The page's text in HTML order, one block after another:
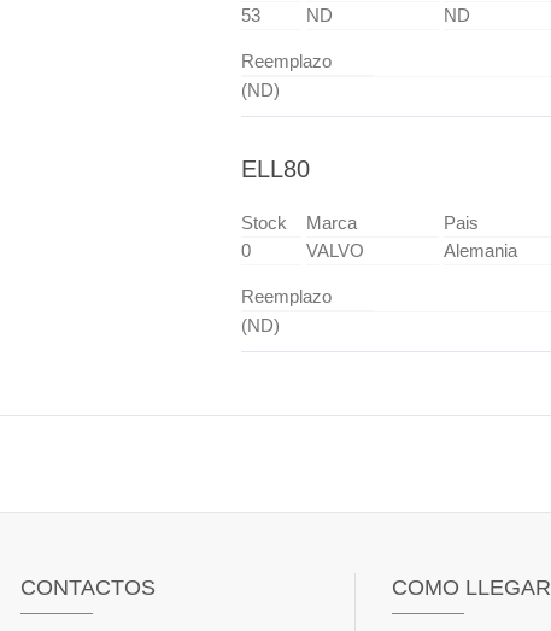
53
ND ND
Reemplazo
(ND)
ELL80
Stock Marca
Pais
0
VALVO Alemania
Reemplazo
(ND)
CONTACTOS COMO LLEGAR